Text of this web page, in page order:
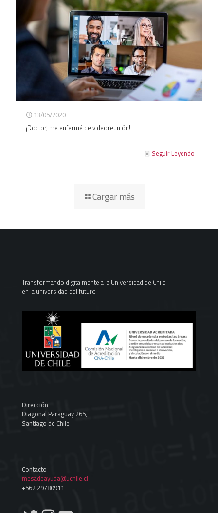
13/05/2020
¡Doctor, me enfermé de videoreunión!
Seguir Leyendo
Cargar más
Transformando digitalmente a la Universidad de Chile
en la universidad del futuro
Dirección
Diagonal Paraguay 265,
Santiago de Chile
Contacto
mesadeayuda@uchile.cl
+562 29780911